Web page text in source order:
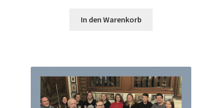
In den Warenkorb